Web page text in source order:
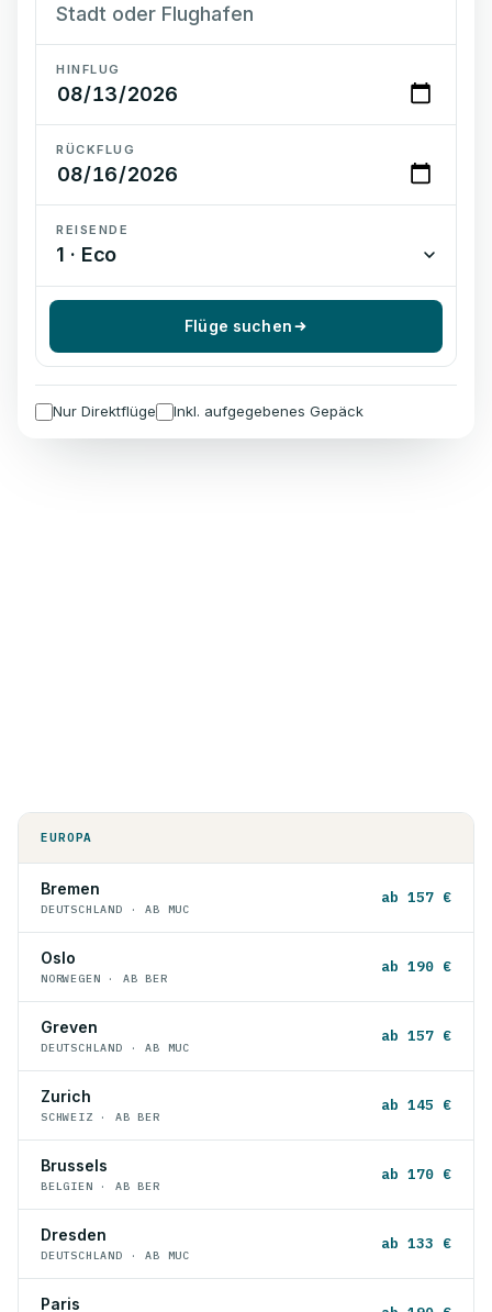
HINFLUG
RÜCKFLUG
REISENDE
1 · Eco
Flüge suchen
Nur Direktflüge Inkl. aufgegebenes Gepäck
EUROPA
Bremen
DEUTSCHLAND · AB MUC
ab 157 €
Oslo
NORWEGEN · AB BER
ab 190 €
Greven
DEUTSCHLAND · AB MUC
ab 157 €
Zurich
SCHWEIZ · AB BER
ab 145 €
Brussels
BELGIEN · AB BER
ab 170 €
Dresden
DEUTSCHLAND · AB MUC
ab 133 €
Paris